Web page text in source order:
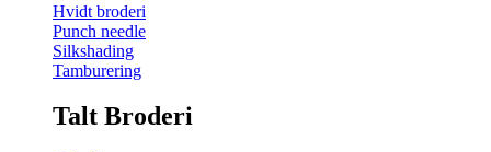
Hvidt broderi
Punch needle
Silkshading
Tamburering
Talt Broderi